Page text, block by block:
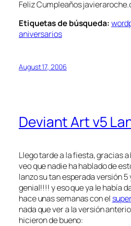
Feliz Cumpleaños
Etiquetas de búsqueda:
aniversarios
August 17, 2006
Deviant Art v5
Llego tarde a la fiesta, gracias
veo que nadie ha hablado de
lanzo su tan esperada versión 5
genial!!!! y eso que ya le había
hace unas semanas con el
nada que ver a la versión
hicieron de bueno: